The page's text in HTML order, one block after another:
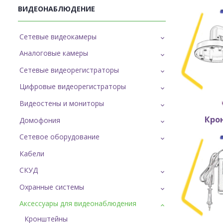
ВИДЕОНАБЛЮДЕНИЕ
Сетевые видеокамеры
Аналоговые камеры
Сетевые видеорегистраторы
Цифровые видеорегистраторы
Видеостены и мониторы
Домофония
Сетевое оборудование
Кабели
СКУД
Охранные системы
Аксессуары для видеонаблюдения
Кронштейны